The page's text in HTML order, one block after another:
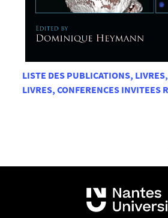
LISTE DES PUBLICATIONS,
LIVRES, CONFERENCES INVITEES